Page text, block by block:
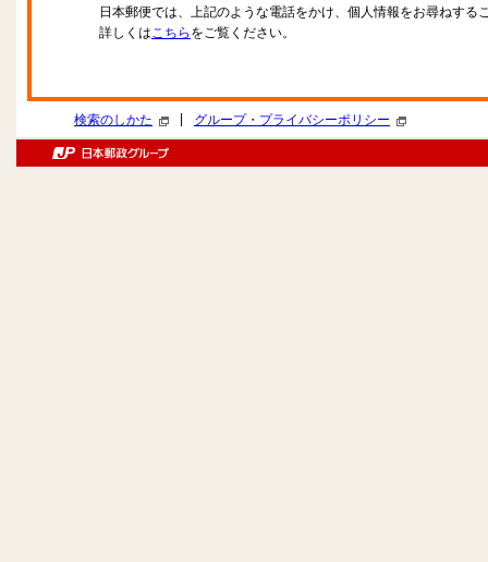
日本郵便では、上記のような電話をかけ、個人情報をお尋ねする
詳しくはこちら をご覧ください。
検索のしかた グループ・プライバシーポリシー